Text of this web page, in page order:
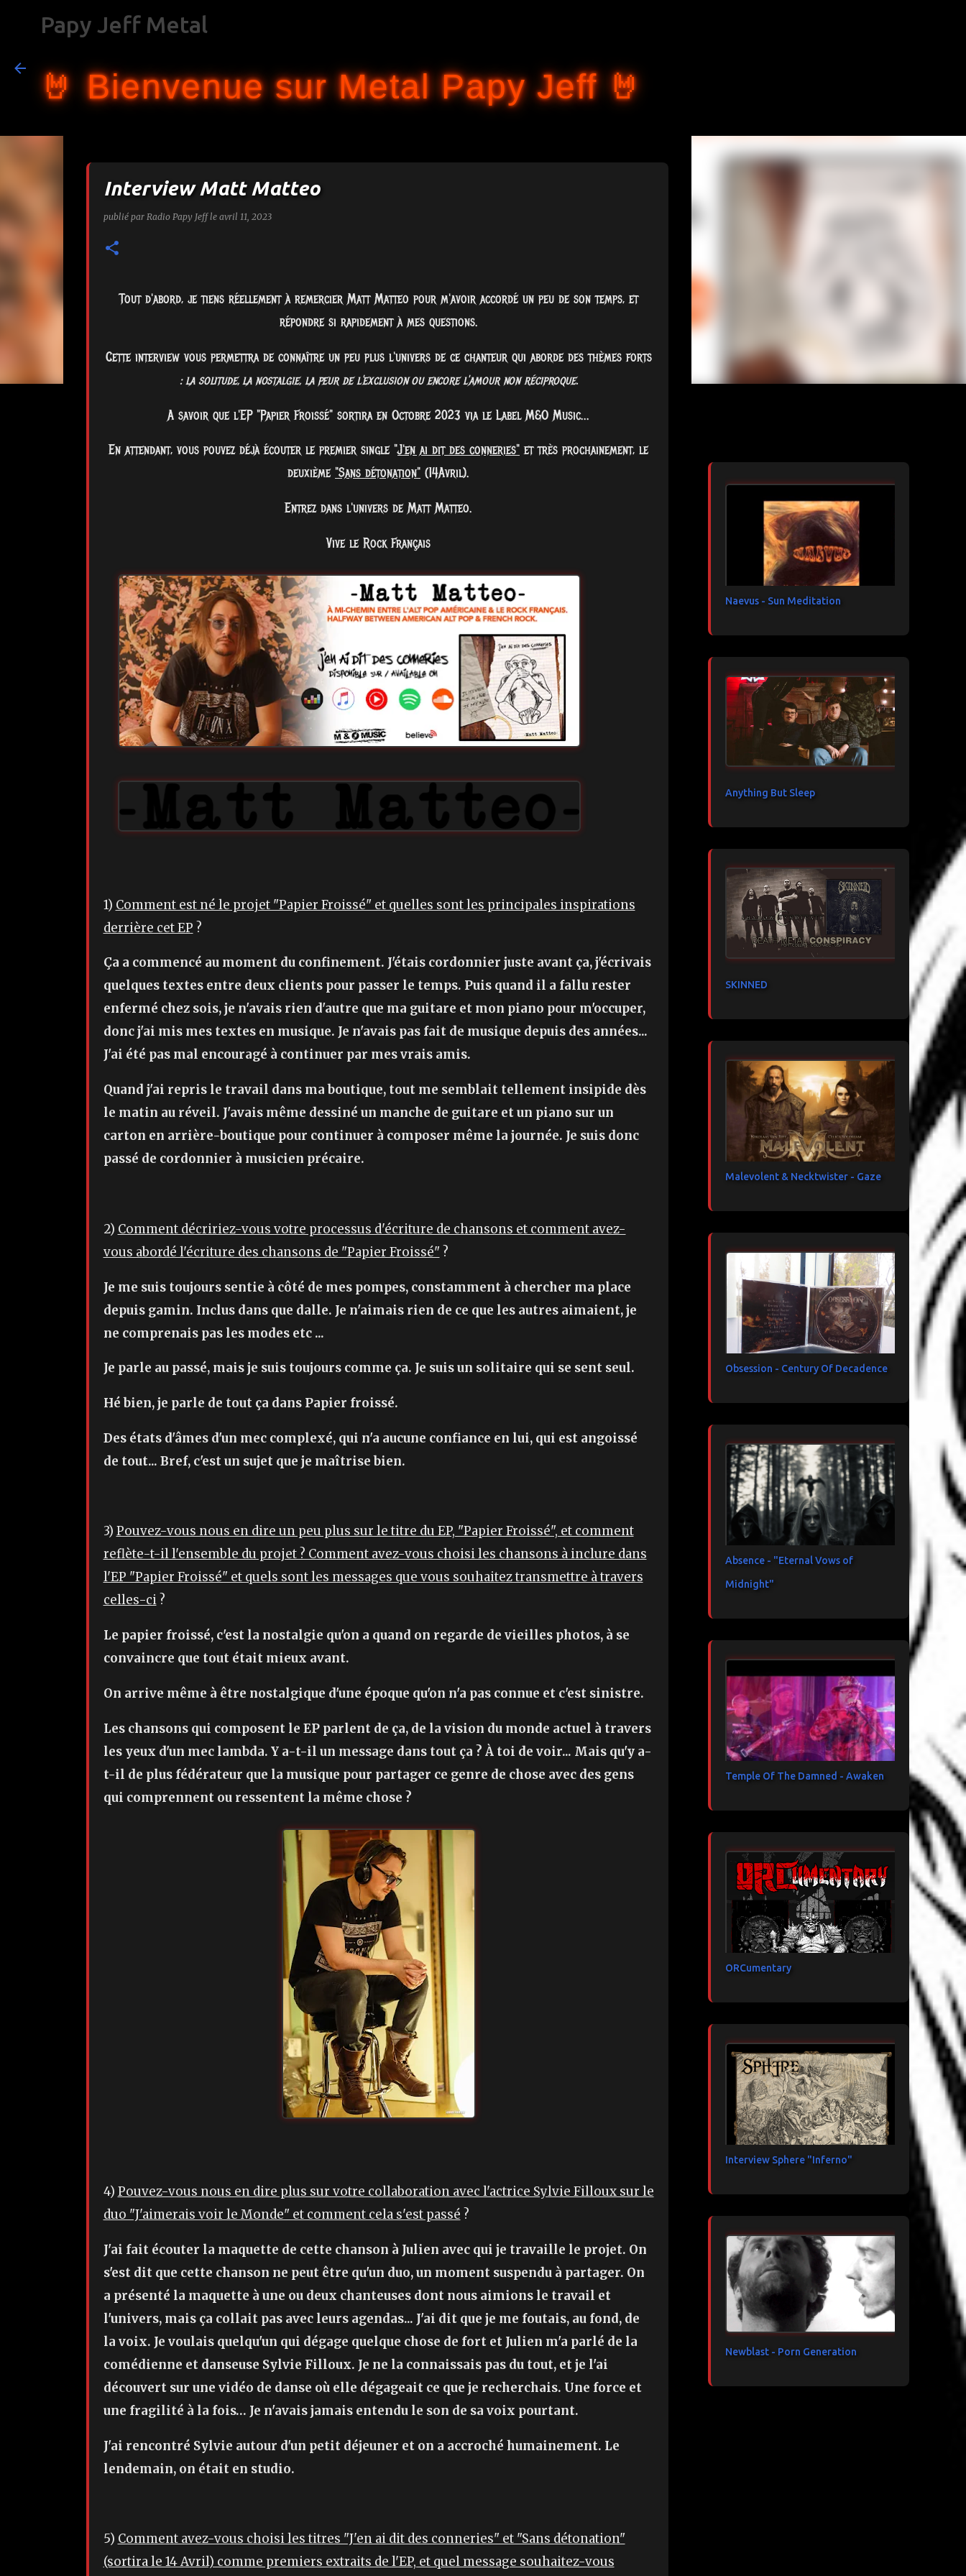
Papy Jeff Metal
🤘 Bienvenue sur Metal Papy Jeff 🤘
Interview Matt Matteo
publié par Radio Papy Jeff le avril 11, 2023
Tout d'abord, je tiens réellement à remercier Matt Matteo pour m'avoir accordé un peu de son temps, et
répondre si rapidement à mes questions.
Cette interview vous permettra de connaître un peu plus l'univers de ce chanteur qui aborde des thèmes forts
:lasolitude,la nostalgie, la peurdel'exclusionouencorel'amournonréciproque.
A savoir que l'EP "Papier Froissé" sortira en Octobre 2023 via le Label M&O Music...
En attendant, vous pouvez déjà écouter le premier single "J'en ai dit des conneries" et très prochainement, le
deuxième "Sans détonation" (14Avril).
Entrez dans l'univers de Matt Matteo.
Vive le Rock Français
1) Comment est né le projet "Papier Froissé" et quelles sont les principales inspirations
derrière cet EP ?
Ça a commencé au moment du confinement. J'étais cordonnier juste avant ça, j'écrivais
quelques textes entre deux clients pour passer le temps. Puis quand il a fallu rester
enfermé chez sois, je n'avais rien d'autre que ma guitare et mon piano pour m'occuper,
donc j'ai mis mes textes en musique. Je n'avais pas fait de musique depuis des années...
J'ai été pas mal encouragé à continuer par mes vrais amis.
Quand j'ai repris le travail dans ma boutique, tout me semblait tellement insipide dès
le matin au réveil. J'avais même dessiné un manche de guitare et un piano sur un
carton en arrière-boutique pour continuer à composer même la journée. Je suis donc
passé de cordonnier à musicien précaire.
2) Comment décririez-vous votre processus d'écriture de chansons et comment avez-
vous abordé l'écriture des chansons de "Papier Froissé" ?
Je me suis toujours sentie à côté de mes pompes, constamment à chercher ma place
depuis gamin. Inclus dans que dalle. Je n'aimais rien de ce que les autres aimaient, je
ne comprenais pas les modes etc ...
Je parle au passé, mais je suis toujours comme ça. Je suis un solitaire qui se sent seul.
Hé bien, je parle de tout ça dans Papier froissé.
Des états d'âmes d'un mec complexé, qui n'a aucune confiance en lui, qui est angoissé
de tout... Bref, c'est un sujet que je maîtrise bien.
3) Pouvez-vous nous en dire un peu plus sur le titre du EP, "Papier Froissé", et comment
reflète-t-il l'ensemble du projet ? Comment avez-vous choisi les chansons à inclure dans
l'EP "Papier Froissé" et quels sont les messages que vous souhaitez transmettre à travers
celles-ci?
Le papier froissé, c'est la nostalgie qu'on a quand on regarde de vieilles photos, à se
convaincre que tout était mieux avant.
On arrive même à être nostalgique d'une époque qu'on n'a pas connue et c'est sinistre.
Les chansons qui composent le EP parlent de ça, de la vision du monde actuel à travers
les yeux d'un mec lambda. Y a-t-il un message dans tout ça ? À toi de voir... Mais qu'y a-
t-il de plus fédérateur que la musique pour partager ce genre de chose avec des gens
qui comprennent ou ressentent la même chose ?
4) Pouvez-vous nous en dire plus sur votre collaboration avec l'actrice Sylvie Filloux sur le
duo "J'aimerais voir le Monde" et comment cela s'est passé ?
J'ai fait écouter la maquette de cette chanson à Julien avec qui je travaille le projet. On
s'est dit que cette chanson ne peut être qu'un duo, un moment suspendu à partager. On
a présenté la maquette à une ou deux chanteuses dont nous aimions le travail et
l'univers, mais ça collait pas avec leurs agendas... J'ai dit que je me foutais, au fond, de
la voix. Je voulais quelqu'un qui dégage quelque chose de fort et Julien m'a parlé de la
comédienne et danseuse Sylvie Filloux. Je ne la connaissais pas du tout, et je l'ai
découvert sur une vidéo de danse où elle dégageait ce que je recherchais. Une force et
une fragilité à la fois… Je n'avais jamais entendu le son de sa voix pourtant.
J'ai rencontré Sylvie autour d'un petit déjeuner et on a accroché humainement. Le
lendemain, on était en studio.
5) Comment avez-vous choisi les titres "J'en ai dit des conneries" et "Sans détonation"
(sortira le 14 Avril) comme premiers extraits de l'EP, et quel message souhaitez-vous
Naevus - Sun Meditation
Anything But Sleep
SKINNED
Malevolent & Necktwister - Gaze
Obsession - Century Of Decadence
Absence - "Eternal Vows of
Midnight"
Temple Of The Damned - Awaken
ORCumentary
Interview Sphere "Inferno"
Newblast - Porn Generation